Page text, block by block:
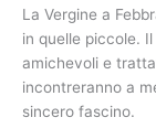
La Vergine a
in quelle piccole.
amichevoli e
incontreranno a
sincero fascino.